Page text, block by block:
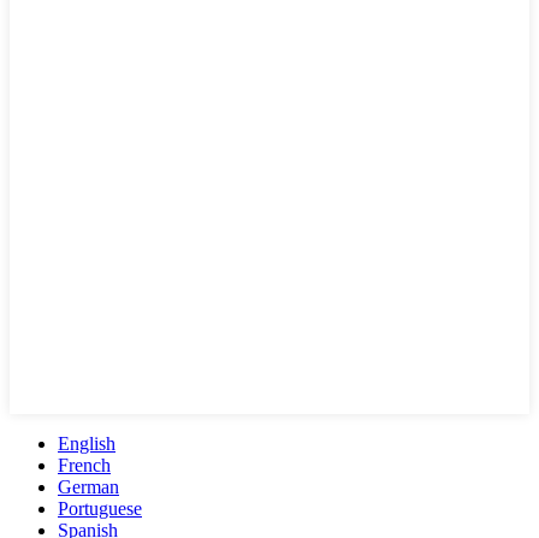
English
French
German
Portuguese
Spanish